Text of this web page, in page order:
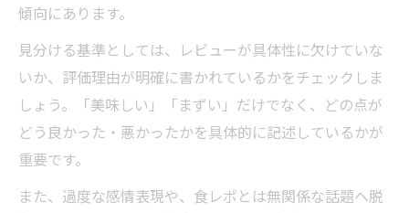
傾向にあります。
見分ける基準としては、レビューが具体性に欠けていな
いか、評価理由が明確に書かれているかをチェックしま
しょう。「美味しい」「まずい」だけでなく、どの点が
どう良かった・悪かったかを具体的に記述しているかが
重要です。
また、過度な感情表現や、食レポとは無関係な話題へ脱